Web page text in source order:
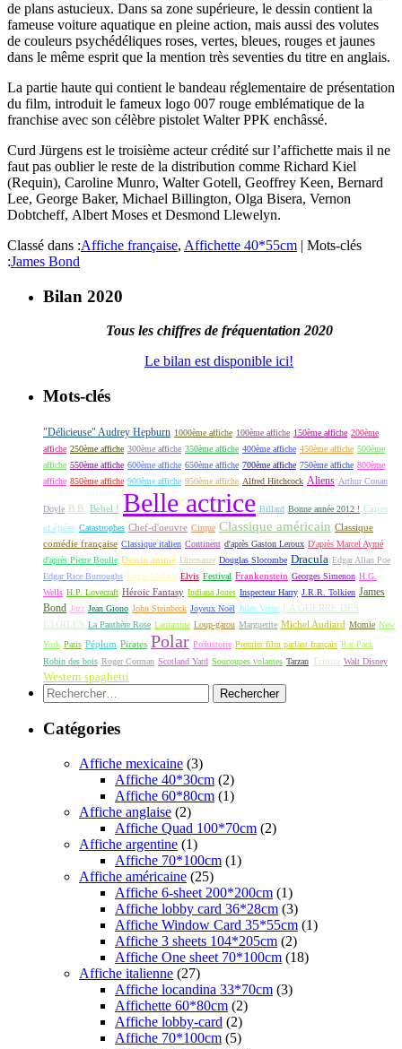
de plans astucieux. Dans sa zone supérieure, le dessin contient la
fameuse voiture aquatique en pleine action, mais aussi des volutes
de couleurs psychédéliques roses, vertes, bleues, rouges et jaunes
dans le même esprit que la mention très seventies du titre en anglais.
La partie haute qui contient le bandeau réglementaire de présentation
du film, introduit le fameux logo 007 rouge emblématique de la
franchise avec son célèbre pistolet Walter PPK enchâssé.
Curd Jürgens est le troisième acteur crédité sur l’affichette mais il ne
faut pas oublier le reste de la distribution comme Richard Kiel
(Requin), Caroline Munro, Walter Gotell, Geoffrey Keen, Bernard
Lee, George Baker, Michael Billington, Olga Bisera, Vernon
Dobtcheff, Albert Moses et Desmond Llewelyn.
Classé dans :Affiche française, Affichette 40*55cm | Mots-clés
:James Bond
Bilan 2020
Tous les chiffres de fréquentation 2020
Le bilan est disponible ici!
Mots-clés
"Délicieuse" Audrey Hepburn 1000ème affiche 100ème affiche 150ème affiche 200ème
affiche 250ème affiche 300ème affiche 350ème affiche 400ème affiche 450ème affiche 500ème
affiche 550ème affiche 600ème affiche 650ème affiche 700ème affiche 750ème affiche 800ème
affiche 850ème affiche 900ème affiche 950ème affiche Alfred Hitchcock Aliens Arthur Conan
Doyle B.B. Bebel ! Belle actrice Billard Bonne année 2012 ! Capes
et épées Catastrophes Chef-d'oeuvre Cirque Classique américain Classique
comédie française Classique italien Continent d'après Gaston Leroux D'après Marcel Aymé
d'après Pierre Boulle Dessin animé Dinosaure Douglas Slocombe Dracula Edgar Allan Poe
Edgar Rice Burroughs Edgar Wallace Elvis Festival Frankenstein Georges Simenon H.G.
Wells H.P. Lovecraft Héroic Fantasy Indiana Jones Inspecteur Harry J.R.R. Tolkien James
Bond Jazz Jean Giono John Steinbeck Joyeux Noël Jules Verne LA GUERRE DES
ETOILES La Panthère Rose Lamartine Loup-garou Marguerite Michel Audiard Momie New
York Paris Péplum Pirates Polar Préhistoire Premier film parlant français Rat Pack
Robin des bois Roger Corman Scotland Yard Soucoupes volantes Tarzan Trinita Walt Disney
Western spaghetti
Rechercher :
Catégories
Affiche mexicaine (3)
Affiche 40*30cm (2)
Affiche 60*80cm (1)
Affiche anglaise (2)
Affiche Quad 100*70cm (2)
Affiche argentine (1)
Affiche 70*100cm (1)
Affiche américaine (25)
Affiche 6-sheet 200*200cm (1)
Affiche lobby card 36*28cm (3)
Affiche Window Card 35*55cm (1)
Affiche 3 sheets 104*205cm (2)
Affiche One sheet 70*100cm (18)
Affiche italienne (27)
Affiche locandina 33*70cm (3)
Affichette 60*80cm (2)
Affiche lobby-card (2)
Affiche 70*100cm (5)